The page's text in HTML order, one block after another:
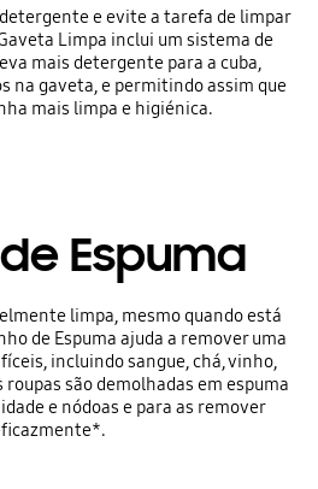
e evite a tarefa de limpar
Limpa inclui um sistema de
mais detergente para a cuba,
na gaveta, e permitindo assim que
mais limpa e higiénica.
Espuma
limpa, mesmo quando está
de Espuma ajuda a remover uma
incluindo sangue, chá, vinho,
são demolhadas em espuma
e nódoas e para as remover